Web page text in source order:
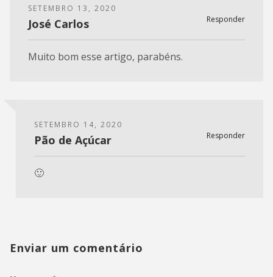
SETEMBRO 13, 2020
Responder
José Carlos
Muito bom esse artigo, parabéns.
SETEMBRO 14, 2020
Responder
Pão de Açúcar
🙂
Enviar um comentário